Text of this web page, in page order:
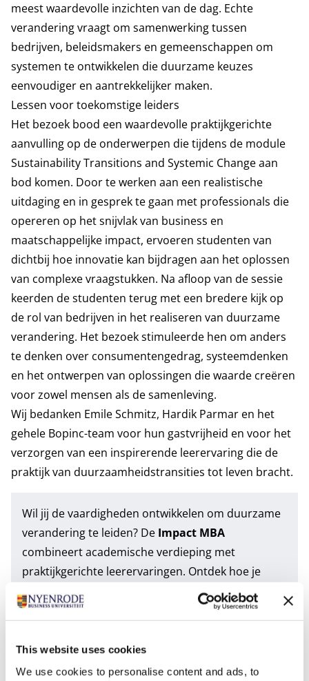
This website uses cookies
We use cookies to personalise content and ads, to
meest waardevolle inzichten van de dag. Echte
verandering vraagt om samenwerking tussen
bedrijven, beleidsmakers en gemeenschappen om
systemen te ontwikkelen die duurzame keuzes
eenvoudiger en aantrekkelijker maken.
Lessen voor toekomstige leiders
Het bezoek bood een waardevolle praktijkgerichte
aanvulling op de onderwerpen die tijdens de module
Sustainability Transitions and Systemic Change aan
bod komen. Door te werken aan een realistische
uitdaging en in gesprek te gaan met professionals die
opereren op het snijvlak van business en
maatschappelijke impact, ervoeren studenten van
dichtbij hoe innovatie kan bijdragen aan het oplossen
van complexe vraagstukken. Na afloop van de sessie
keerden de studenten terug met een bredere kijk op
de rol van bedrijven in het realiseren van duurzame
verandering. Het bezoek stimuleerde hen om anders
te denken over consumentengedrag, systeemdenken
en het ontwerpen van oplossingen die waarde creëren
voor zowel mensen als de samenleving.
Wij bedanken Emile Schmitz, Hardik Parmar en het
gehele Bopinc-team voor hun gastvrijheid en voor het
verzorgen van een inspirerende leerervaring die de
praktijk van duurzaamheidstransities tot leven bracht.
Wil jij de vaardigheden ontwikkelen om duurzame
verandering te leiden? De Impact MBA
combineert academische verdieping met
praktijkgerichte leerervaringen. Ontdek hoe je
jouw leiderschap versterkt, je internationale
netwerk uitbreidt en maatschappelijke impact kunt
8 oktober om nader kennis te maken met het MBA-
programma.